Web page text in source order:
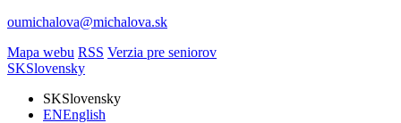
oumichalova@michalova.sk
Mapa webu RSS Verzia pre seniorov
SKSlovensky
SKSlovensky
ENEnglish